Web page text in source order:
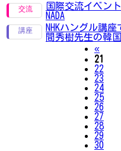
国際交流イベン
NADA
NHKハングル講
間秀樹先生の韓
«
21
22
23
24
25
26
27
28
29
30